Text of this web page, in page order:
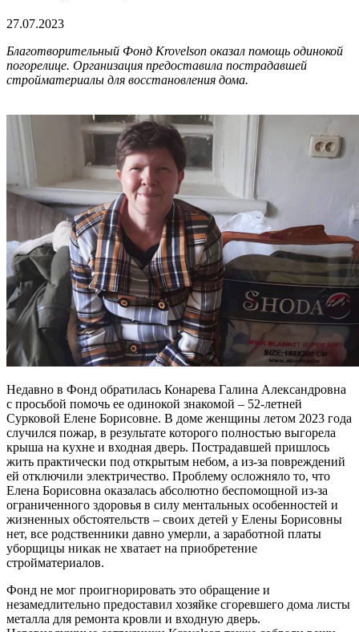
27.07.2023
Благотворительный Фонд Krovelson оказал помощь одинокой
погорелице. Организация предоставила пострадавшей
стройматериалы для восстановления дома.
Недавно в Фонд обратилась Конарева Галина Александровна
с просьбой помочь ее одинокой знакомой – 52-летней
Сурковой Елене Борисовне. В доме женщины летом 2023 года
случился пожар, в результате которого полностью выгорела
крыша на кухне и входная дверь. Пострадавшей пришлось
жить практически под открытым небом, а из-за повреждений
ей отключили электричество. Проблему осложняло то, что
Елена Борисовна оказалась абсолютно беспомощной из-за
ограниченного здоровья в силу ментальных особенностей и
жизненных обстоятельств – своих детей у Елены Борисовны
нет, все родственники давно умерли, а заработной платы
уборщицы никак не хватает на приобретение
стройматериалов.
Фонд не мог проигнорировать это обращение и
незамедлительно предоставил хозяйке сгоревшего дома листы
металла для ремонта кровли и входную дверь.